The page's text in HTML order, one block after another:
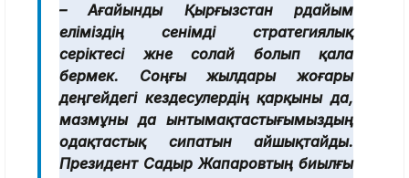
– Ағайынды Қырғызстан әрдайым
еліміздің сенімді стратегиялық
серіктесі және солай болып қала
бермек. Соңғы жылдары жоғары
деңгейдегі кездесулердің қарқыны да,
мазмұны да ынтымақтастығымыздың
одақтастық сипатын айшықтайды.
Президент Садыр Жапаровтың биылғы